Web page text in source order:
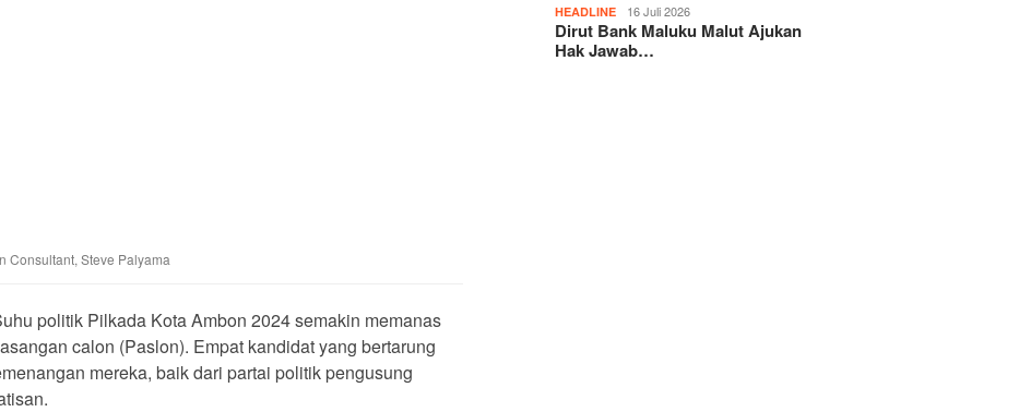
Consultant, Steve Palyama
politik Pilkada Kota Ambon 2024 semakin memanas
calon (Paslon). Empat kandidat yang bertarung
mereka, baik dari partai politik pengusung
HEADLINE 16 Juli 2026
Dirut Bank Maluku Malut Ajukan
Hak Jawab…